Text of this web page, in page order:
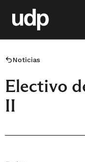
Noticias
Electivo
II